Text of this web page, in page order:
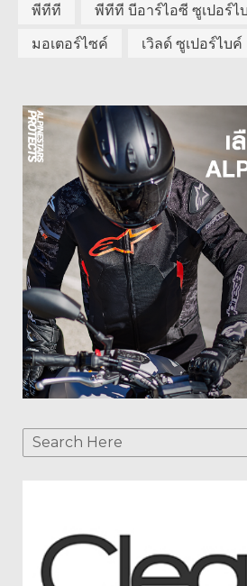
พีทีที
พีทีที บีอาร์ไอซี ซูเปอร์ไ
มอเตอร์ไซค์
เวิลด์ ซูเปอร์ไบ